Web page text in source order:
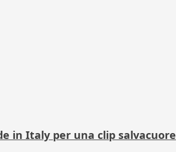
in Italy per una clip salvacuore